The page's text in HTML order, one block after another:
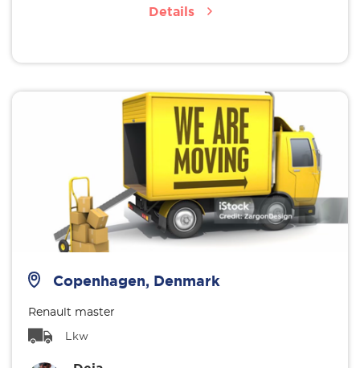
Details
Copenhagen, Denmark
Renault master
Lkw